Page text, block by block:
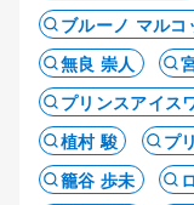
ブルーノ マルコ
無良 崇人
プリンスアイス
植村 駿
プ
籠谷 歩未